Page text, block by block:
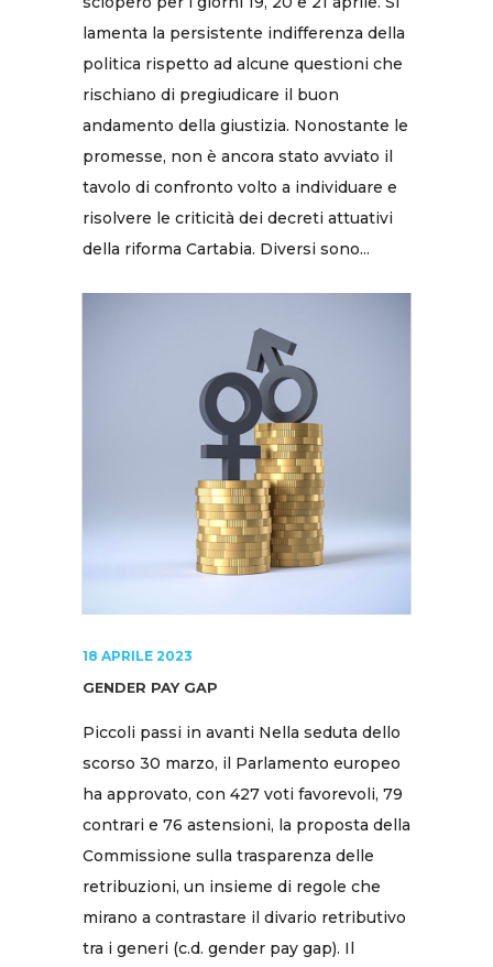
lamenta la persistente indifferenza della
politica rispetto ad alcune questioni che
rischiano di pregiudicare il buon
andamento della giustizia. Nonostante le
promesse, non è ancora stato avviato il
tavolo di confronto volto a individuare e
risolvere le criticità dei decreti attuativi
della riforma Cartabia. Diversi sono...
18 APRILE 2023
GENDER PAY GAP
Piccoli passi in avanti Nella seduta dello
scorso 30 marzo, il Parlamento europeo
ha approvato, con 427 voti favorevoli, 79
contrari e 76 astensioni, la proposta della
Commissione sulla trasparenza delle
retribuzioni, un insieme di regole che
mirano a contrastare il divario retributivo
tra i generi (c.d. gender pay gap). Il